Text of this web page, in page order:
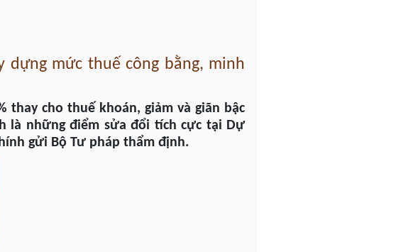
dựng mức thuế công bằng, minh
cho thuế khoán, giảm và giãn bậc
là những điểm sửa đổi tích cực tại Dự
gửi Bộ Tư pháp thẩm định.